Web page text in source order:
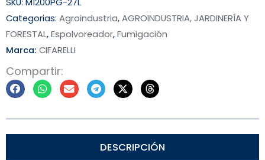
SKU:M1200PG-27L
Categorias:Agroindustria
FORESTAL,Espolvoreador
Marca:CIFARELLI